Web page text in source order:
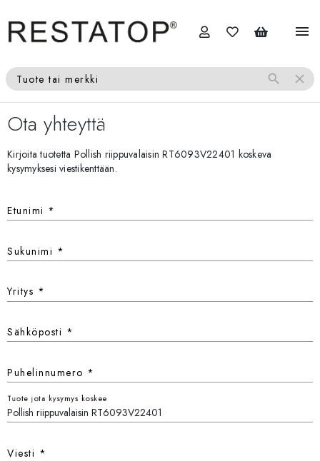
menu
Tuote tai merkki search close
Ota yhteyttä
Kirjoita tuotetta Pollish riippuvalaisin RT6093V22401 koskeva
kysymyksesi viestikenttään.
Etunimi *
Sukunimi *
Yritys *
Sähköposti *
Puhelinnumero *
Tuote jota kysymys koskee
Viesti *